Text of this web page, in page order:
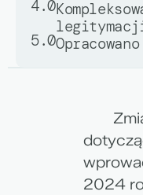
4.0
5.0
2024